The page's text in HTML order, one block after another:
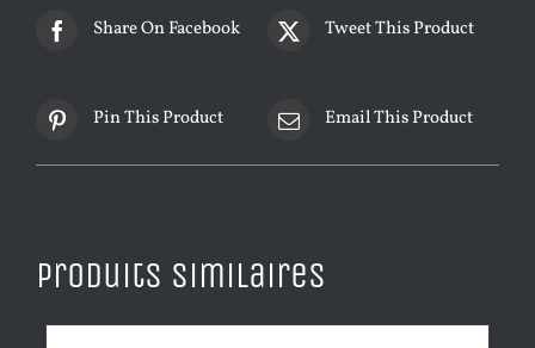
Share On Facebook Tweet This Product
Pin This Product Email This Product
Produits similaires